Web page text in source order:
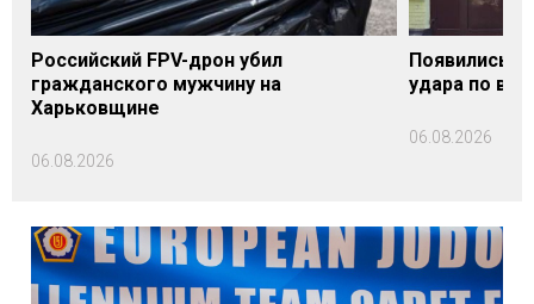
Российский FPV-дрон убил
гражданского мужчину на
Харьковщине
06.08.2026
Появились
удара по
06.08.2026